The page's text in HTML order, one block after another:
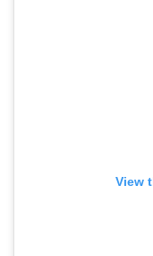
View